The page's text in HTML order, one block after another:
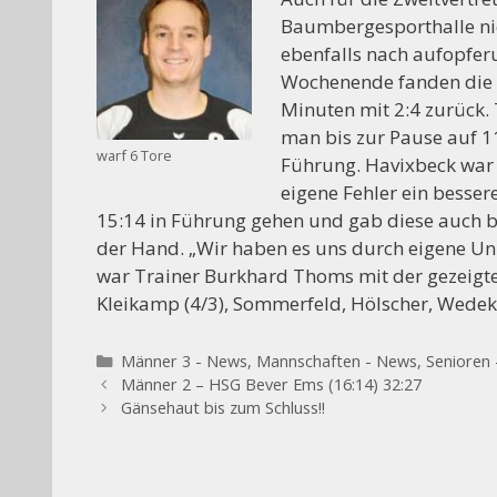
warf 6 Tore
Baumbergesporthalle
ebenfalls nach
Wochenende fanden
Minuten mit 2:4 zurück.
man bis zur Pause auf
Führung. Havixbeck
eigene Fehler ein
15:14 in Führung gehen und gab diese auch
der Hand. „Wir haben es uns durch eigene
war Trainer Burkhard Thoms mit der
Kleikamp (4/3), Sommerfeld, Hölscher,
Kategorien
Männer 3 - News, Mannschaften - News, Senioren
Männer 2 – HSG Bever Ems (16:14) 32:27
Gänsehaut bis zum Schluss!!